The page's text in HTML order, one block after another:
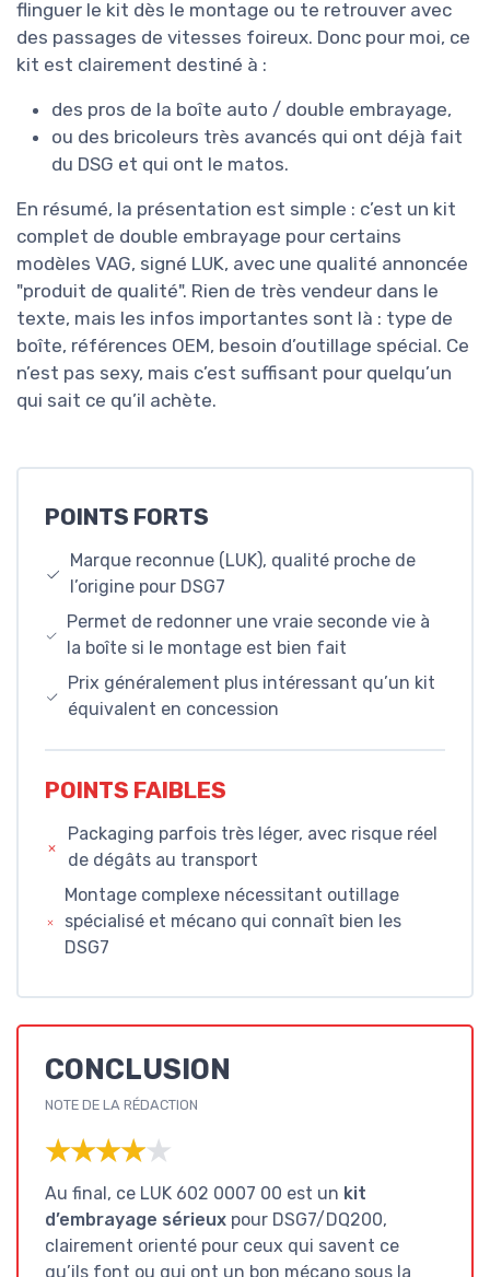
flinguer le kit dès le montage ou te retrouver avec
des passages de vitesses foireux. Donc pour moi, ce
kit est clairement destiné à :
des pros de la boîte auto / double embrayage,
ou des bricoleurs très avancés qui ont déjà fait
du DSG et qui ont le matos.
En résumé, la présentation est simple : c’est un kit
complet de double embrayage pour certains
modèles VAG, signé LUK, avec une qualité annoncée
"produit de qualité". Rien de très vendeur dans le
texte, mais les infos importantes sont là : type de
boîte, références OEM, besoin d’outillage spécial. Ce
n’est pas sexy, mais c’est suffisant pour quelqu’un
qui sait ce qu’il achète.
POINTS FORTS
Marque reconnue (LUK), qualité proche de
l’origine pour DSG7
Permet de redonner une vraie seconde vie à
la boîte si le montage est bien fait
Prix généralement plus intéressant qu’un kit
équivalent en concession
POINTS FAIBLES
Packaging parfois très léger, avec risque réel
de dégâts au transport
Montage complexe nécessitant outillage
spécialisé et mécano qui connaît bien les
DSG7
CONCLUSION
NOTE DE LA RÉDACTION
★★★★★
★★★★★
Au final, ce LUK 602 0007 00 est un kit
d’embrayage sérieux pour DSG7/DQ200,
clairement orienté pour ceux qui savent ce
qu’ils font ou qui ont un bon mécano sous la